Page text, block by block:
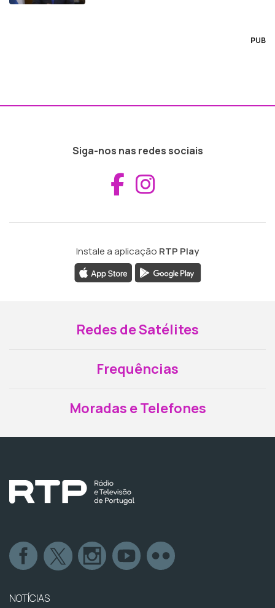
PUB
Siga-nos nas redes sociais
Aceder ao
Instale a aplicação RTP Play
Redes de Satélites
Frequências
Moradas e Telefones
NOTÍCIAS